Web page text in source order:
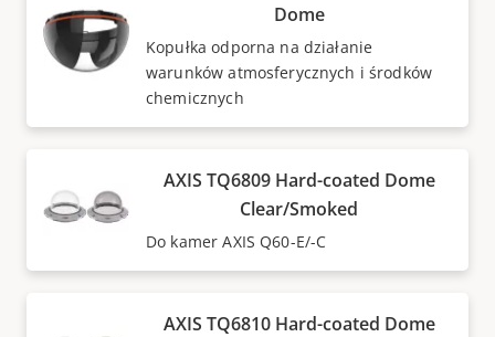
Dome
Kopułka odporna na działanie
warunków atmosferycznych i środków
chemicznych
AXIS TQ6809 Hard-coated Dome
Clear/Smoked
Do kamer AXIS Q60-E/-C
AXIS TQ6810 Hard-coated Dome